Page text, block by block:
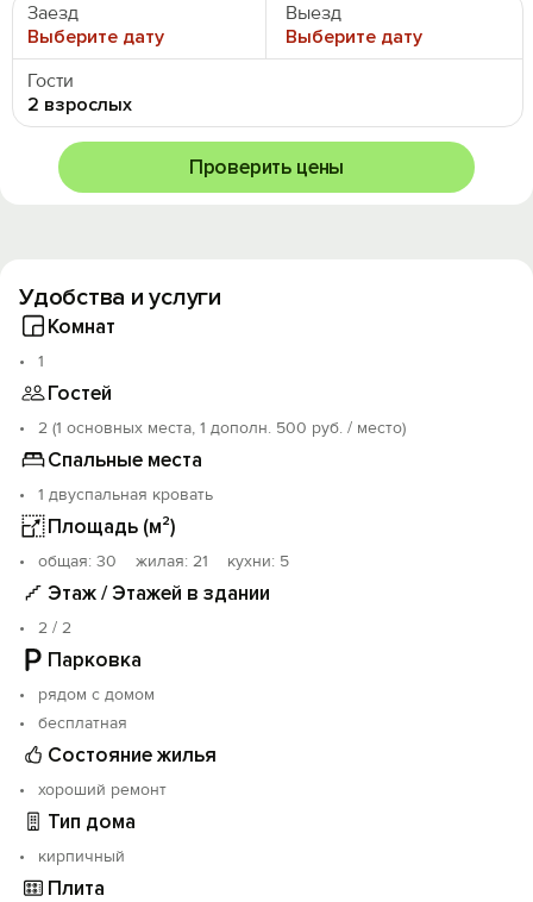
Курение запрещено, но можно с детьми. Животные
не допускаются.
Заселение происходит без необходимости в
бесконтактных способах, что гарантирует
безопасность и удобство. Бесконтактный заезд в
любое время.
«Ярославль Главный».
Заезд
Выберите дату
Выезд
Выберите дату
Гости
2 взрослых
Проверить цены
Удобства и услуги
Комнат
1
Гостей
2 (1 основных места, 1 дополн. 500 руб. / место)
Спальные места
1 двуспальная кровать
Площадь (м²)
oбщая: 30 жилая: 21 кухни: 5
Этаж / Этажей в здании
2 / 2
Парковка
рядом с домом
бесплатная
Состояние жилья
хороший ремонт
Тип дома
кирпичный
Плита